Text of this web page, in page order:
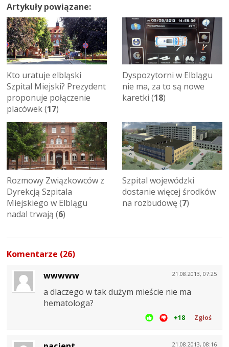
Artykuły powiązane:
Kto uratuje elbląski
Szpital Miejski? Prezydent
proponuje połączenie
placówek (17)
Dyspozytorni w Elblągu
nie ma, za to są nowe
karetki (18)
Rozmowy Związkowców z
Dyrekcją Szpitala
Miejskiego w Elblągu
nadal trwają (6)
Szpital wojewódzki
dostanie więcej środków
na rozbudowę (7)
Komentarze (26)
21.08.2013, 07:25
wwwww
a dlaczego w tak dużym mieście nie ma
hematologa?
+18 Zgłoś
21.08.2013, 08:16